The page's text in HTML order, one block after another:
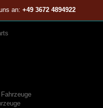
an: +49 3672 4894922